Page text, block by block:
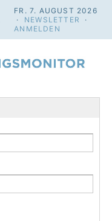
FR. 7. AUGUST 2026
· NEWSLETTER
·
ANMELDEN